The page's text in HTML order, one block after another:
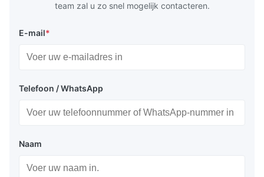
team zal u zo snel mogelijk contacteren.
E-mail*
Telefoon / WhatsApp
Naam